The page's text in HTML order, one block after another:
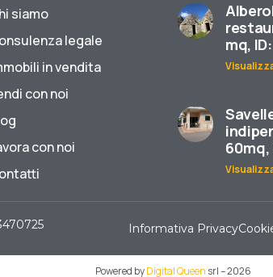
siamo
legale
in vendita
con noi
con noi
mq,
60mq,
Informativa Privacy
Powered byDigital Queen srl – 2026